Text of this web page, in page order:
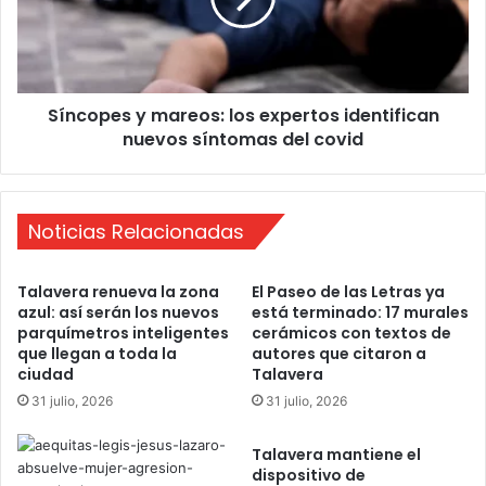
d
r
o
a
r
o
n
g
r
a
v
e
p
y
:
o
s
e
x
e
r
t
o
Síncopes y mareos: los expertos identifican
nuevos síntomas del covid
Noticias Relacionadas
Talavera renueva la zona
azul: así serán los nuevos
parquímetros inteligentes
que llegan a toda la
ciudad
31 julio, 2026
El Paseo de las Letras ya
está terminado: 17 murales
cerámicos con textos de
autores que citaron a
Talavera
31 julio, 2026
Talavera mantiene el
dispositivo de